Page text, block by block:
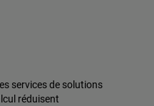
services de solutions
réduisent